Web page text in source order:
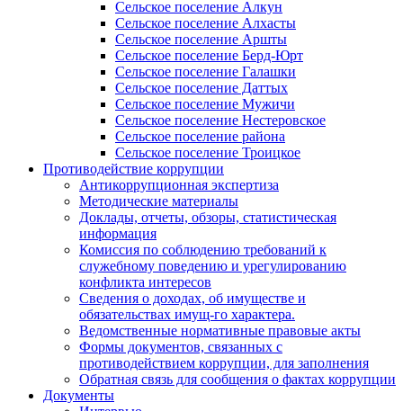
Сельское поселение Алкун
Сельское поселение Алхасты
Сельское поселение Аршты
Сельское поселение Берд-Юрт
Сельское поселение Галашки
Сельское поселение Даттых
Сельское поселение Мужичи
Сельское поселение Нестеровское
Сельское поселение района
Сельское поселение Троицкое
Противодействие коррупции
Антикоррупционная экспертиза
Методические материалы
Доклады, отчеты, обзоры, статистическая
информация
Комиссия по соблюдению требований к
служебному поведению и урегулированию
конфликта интересов
Сведения о доходах, об имуществе и
обязательствах имущ-го характера.
Ведомственные нормативные правовые акты
Формы документов, связанных с
противодействием коррупции, для заполнения
Обратная связь для сообщения о фактах коррупции
Документы